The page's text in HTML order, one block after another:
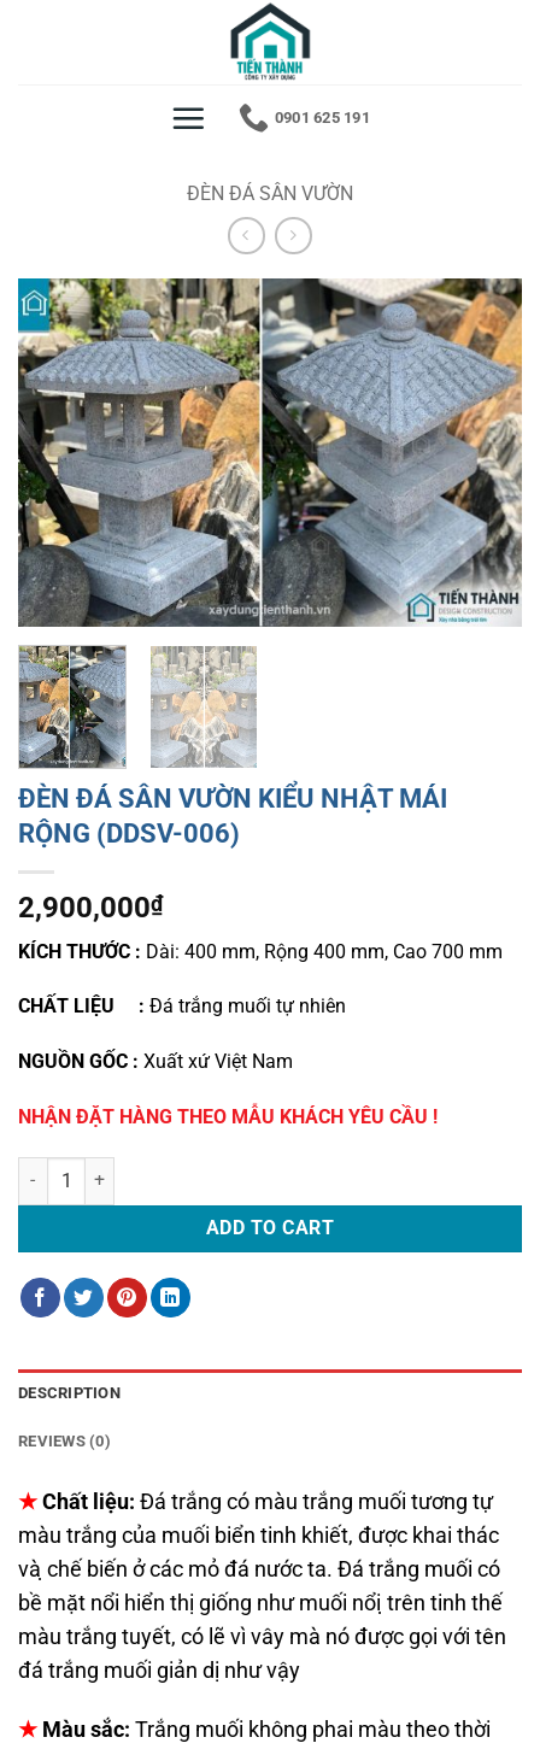
0901 625 191
ĐÈN ĐÁ SÂN VƯỜN
ĐÈN ĐÁ SÂN VƯỜN KIỂU NHẬT MÁI
RỘNG (DDSV-006)
2,900,000₫
KÍCH THƯỚC : Dài: 400 mm, Rộng 400 mm, Cao 700 mm
CHẤT LIỆU : Đá trắng muối tự nhiên
NGUỒN GỐC : Xuất xứ Việt Nam
NHẬN ĐẶT HÀNG THEO MẪU KHÁCH YÊU CẦU !
ĐÈN ĐÁ SÂN VƯỜN KIỂU NHẬT MÁI RỘNG (DDSV-006) quantity
ADD TO CART
DESCRIPTION
REVIEWS (0)
★ Chất liệu: Đá trắng có màu trắng muối tương tự
màu trắng của muối biển tinh khiết, được khai thác
và ̣chế biến ở các mỏ đá nước ta. Đá trắng muối có
bề mặt nổi hiển thị giống như muối nổi ̣trên tinh thế
màu trắng tuyết, có lẽ vì vây mà nó được gọi với tên
đá trắng muối giản dị như vậy
★ Màu sắc: Trắng muối không phai màu theo thời